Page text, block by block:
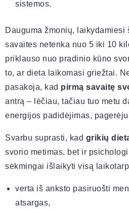
sistemos.
Dauguma žmonių, laikydamiesi
savaites netenka nuo 5 iki 10
priklauso nuo pradinio kūno
to, ar dieta laikomasi griežtai.
pasakoja, kad pirmą savaitę
antrą – lėčiau, tačiau tuo metu
energijos padidėjimas,
Svarbu suprasti, kad grikių
svorio metimas, bet ir
sėkmingai išlaikyti visą
verta iš anksto pasiruošti
atsargas,